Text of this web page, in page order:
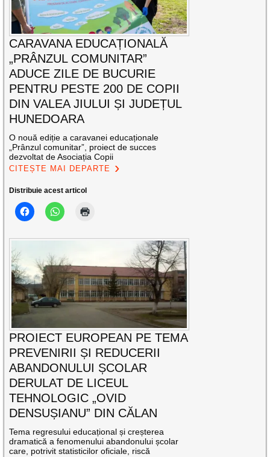
CARAVANA EDUCAȚIONALĂ
„PRÂNZUL COMUNITAR”
ADUCE ZILE DE BUCURIE
PENTRU PESTE 200 DE COPII
DIN VALEA JIULUI ȘI JUDEȚUL
HUNEDOARA
O nouă ediție a caravanei educaționale
„Prânzul comunitar”, proiect de succes
dezvoltat de Asociația Copii
CITEȘTE MAI DEPARTE
Distribuie acest articol
PROIECT EUROPEAN PE TEMA
PREVENIRII ȘI REDUCERII
ABANDONULUI ȘCOLAR
DERULAT DE LICEUL
TEHNOLOGIC „OVID
DENSUȘIANU” DIN CĂLAN
Tema regresului educațional și creșterea
dramatică a fenomenului abandonului școlar
care, potrivit statisticilor oficiale, riscă